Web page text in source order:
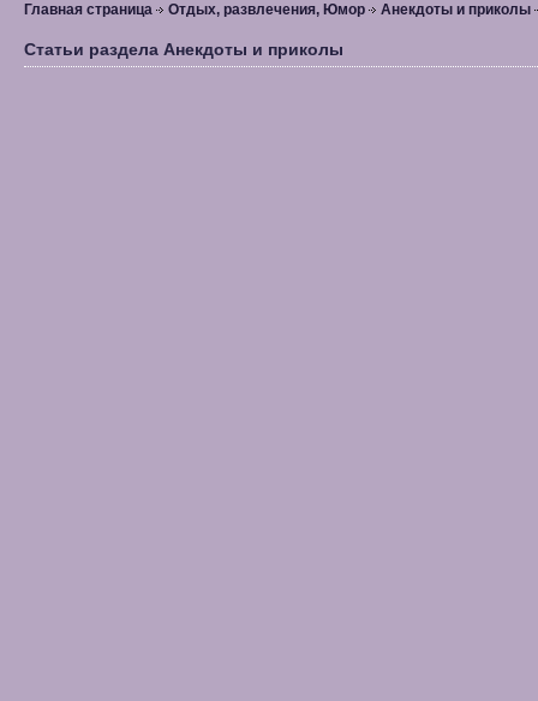
Главная страница Отдых, развлечения, Юмор Анекдоты и приколы
Статьи раздела Анекдоты и приколы